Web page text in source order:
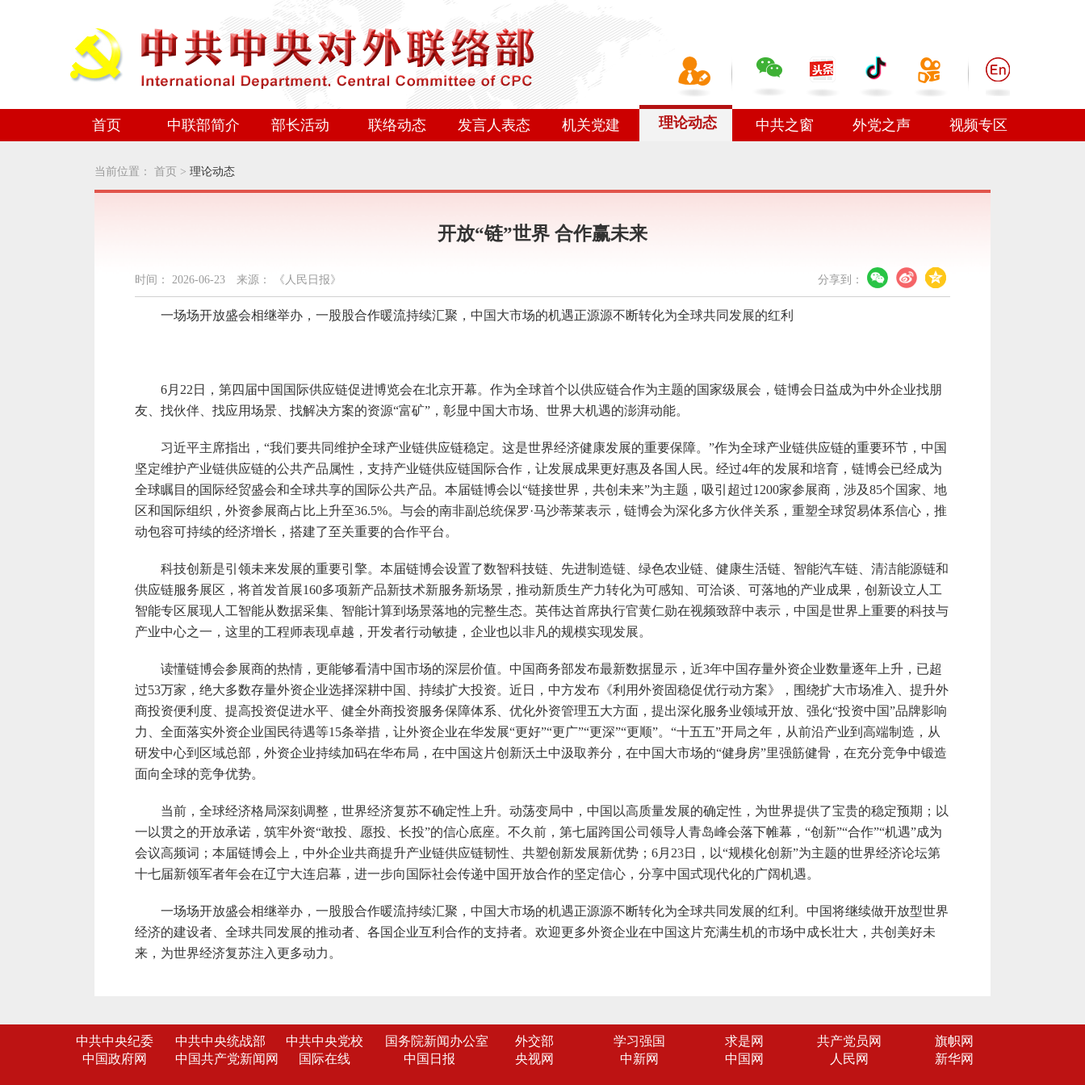
首页 中联部简介 部长活动 联络动态 发言人表态 机关党建 理论动态 中共之窗 外党之声 视频专区
当前位置： 首页 > 理论动态
开放“链”世界 合作赢未来
时间： 2026-06-23 来源： 《人民日报》 分享到：
一场场开放盛会相继举办，一股股合作暖流持续汇聚，中国大市场的机遇正源源不断转化为全球共同发展的红利
6月22日，第四届中国国际供应链促进博览会在北京开幕。作为全球首个以供应链合作为主题的国家级展会，链博会日益成为中外企业找朋
友、找伙伴、找应用场景、找解决方案的资源“富矿”，彰显中国大市场、世界大机遇的澎湃动能。
习近平主席指出，“我们要共同维护全球产业链供应链稳定。这是世界经济健康发展的重要保障。”作为全球产业链供应链的重要环节，中国
坚定维护产业链供应链的公共产品属性，支持产业链供应链国际合作，让发展成果更好惠及各国人民。经过4年的发展和培育，链博会已经成为
全球瞩目的国际经贸盛会和全球共享的国际公共产品。本届链博会以“链接世界，共创未来”为主题，吸引超过1200家参展商，涉及85个国家、地
区和国际组织，外资参展商占比上升至36.5%。与会的南非副总统保罗·马沙蒂莱表示，链博会为深化多方伙伴关系，重塑全球贸易体系信心，推
动包容可持续的经济增长，搭建了至关重要的合作平台。
科技创新是引领未来发展的重要引擎。本届链博会设置了数智科技链、先进制造链、绿色农业链、健康生活链、智能汽车链、清洁能源链和
供应链服务展区，将首发首展160多项新产品新技术新服务新场景，推动新质生产力转化为可感知、可洽谈、可落地的产业成果，创新设立人工
智能专区展现人工智能从数据采集、智能计算到场景落地的完整生态。英伟达首席执行官黄仁勋在视频致辞中表示，中国是世界上重要的科技与
产业中心之一，这里的工程师表现卓越，开发者行动敏捷，企业也以非凡的规模实现发展。
读懂链博会参展商的热情，更能够看清中国市场的深层价值。中国商务部发布最新数据显示，近3年中国存量外资企业数量逐年上升，已超
过53万家，绝大多数存量外资企业选择深耕中国、持续扩大投资。近日，中方发布《利用外资固稳促优行动方案》，围绕扩大市场准入、提升外
商投资便利度、提高投资促进水平、健全外商投资服务保障体系、优化外资管理五大方面，提出深化服务业领域开放、强化“投资中国”品牌影响
力、全面落实外资企业国民待遇等15条举措，让外资企业在华发展“更好”“更广”“更深”“更顺”。“十五五”开局之年，从前沿产业到高端制造，从
研发中心到区域总部，外资企业持续加码在华布局，在中国这片创新沃土中汲取养分，在中国大市场的“健身房”里强筋健骨，在充分竞争中锻造
面向全球的竞争优势。
当前，全球经济格局深刻调整，世界经济复苏不确定性上升。动荡变局中，中国以高质量发展的确定性，为世界提供了宝贵的稳定预期；以
一以贯之的开放承诺，筑牢外资“敢投、愿投、长投”的信心底座。不久前，第七届跨国公司领导人青岛峰会落下帷幕，“创新”“合作”“机遇”成为
会议高频词；本届链博会上，中外企业共商提升产业链供应链韧性、共塑创新发展新优势；6月23日，以“规模化创新”为主题的世界经济论坛第
十七届新领军者年会在辽宁大连启幕，进一步向国际社会传递中国开放合作的坚定信心，分享中国式现代化的广阔机遇。
一场场开放盛会相继举办，一股股合作暖流持续汇聚，中国大市场的机遇正源源不断转化为全球共同发展的红利。中国将继续做开放型世界
经济的建设者、全球共同发展的推动者、各国企业互利合作的支持者。欢迎更多外资企业在中国这片充满生机的市场中成长壮大，共创美好未
来，为世界经济复苏注入更多动力。
中共中央纪委 中共中央统战部 中共中央党校 国务院新闻办公室 外交部 学习强国 求是网 共产党员网
旗帜网
中国政府网
中国共产党新闻网 国际在线 中国日报 央视网 中新网 中国网 人民网 新华网